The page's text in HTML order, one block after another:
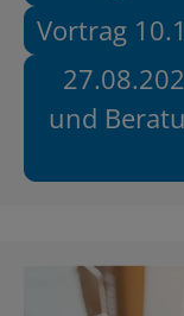
Vortrag
und